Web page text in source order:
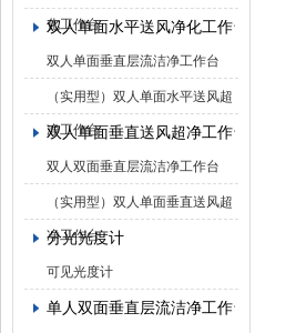
化工作台
双人单面水平送风净化工作台
双人单面垂直层流洁净工作台
（实用型）双人单面水平送风超
净工作台
双人单面垂直送风超净工作台
双人双面垂直层流洁净工作台
（实用型）双人单面垂直送风超
净工作台
分光光度计
可见光度计
单人双面垂直层流洁净工作台